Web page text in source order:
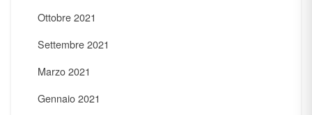
Ottobre 2021
Settembre 2021
Marzo 2021
Gennaio 2021